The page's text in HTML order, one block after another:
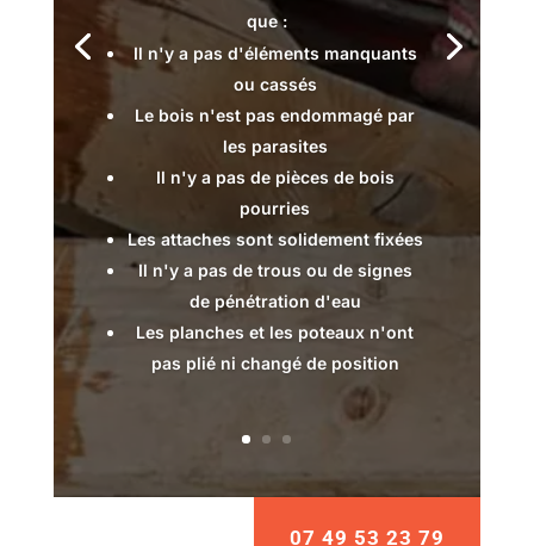
que :
Il n'y a pas d'éléments manquants
ou cassés
Le bois n'est pas endommagé par
les parasites
Il n'y a pas de pièces de bois
pourries
Les attaches sont solidement fixées
Il n'y a pas de trous ou de signes
de pénétration d'eau
Les planches et les poteaux n'ont
pas plié ni changé de position
07 49 53 23 79